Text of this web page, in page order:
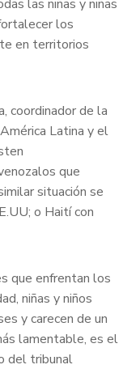
las niñas y niñas
los
en territorios
coordinador de la
Latina y el
que
situación se
o Haití con
que enfrentan los
niñas y niños
y carecen de un
lamentable, es el
del tribunal